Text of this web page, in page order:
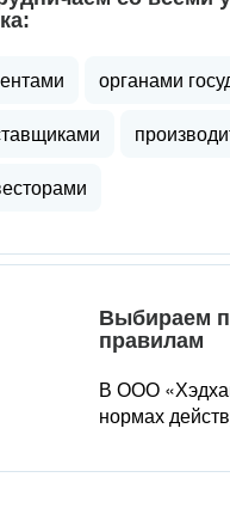
органами
Выбираем
правилам
В ООО
нормах